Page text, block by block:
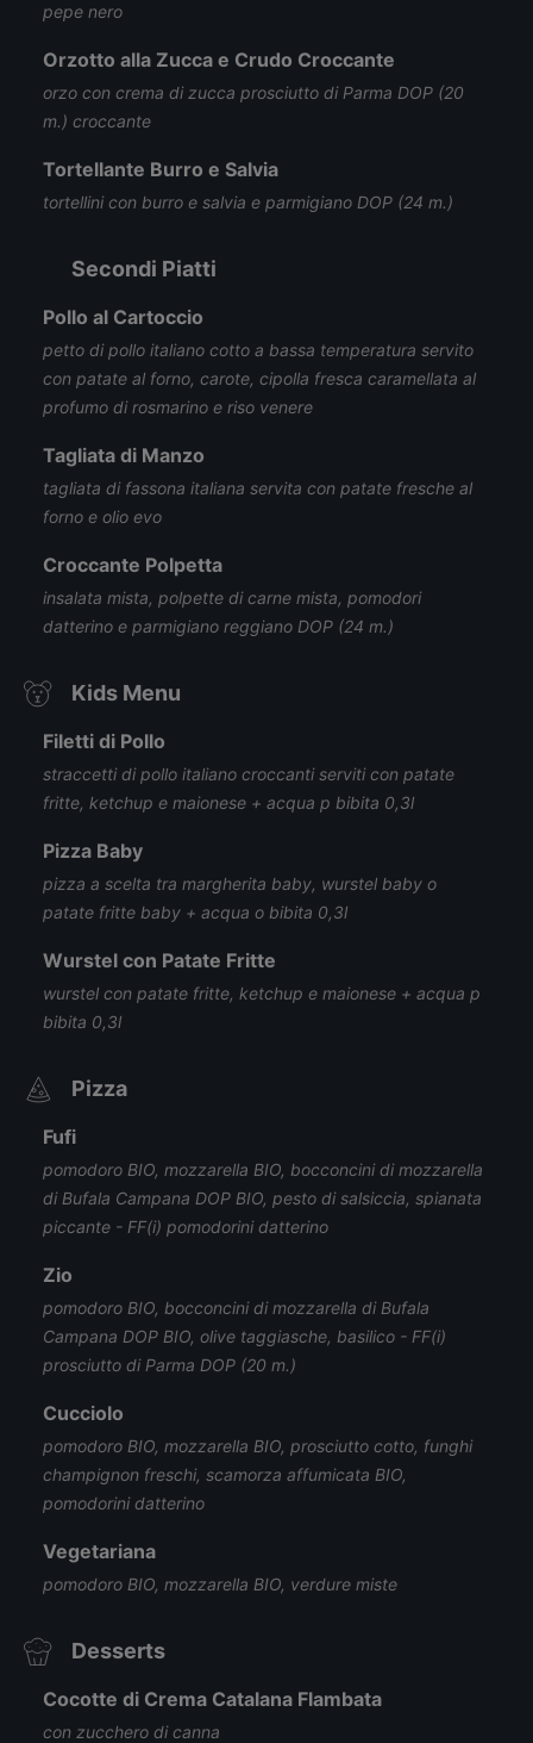
pepe nero
Orzotto alla Zucca e Crudo Croccante
orzo con crema di zucca prosciutto di Parma DOP (20
m.) croccante
Tortellante Burro e Salvia
tortellini con burro e salvia e parmigiano DOP (24 m.)
Secondi Piatti
Pollo al Cartoccio
petto di pollo italiano cotto a bassa temperatura servito
con patate al forno, carote, cipolla fresca caramellata al
profumo di rosmarino e riso venere
Tagliata di Manzo
tagliata di fassona italiana servita con patate fresche al
forno e olio evo
Croccante Polpetta
insalata mista, polpette di carne mista, pomodori
datterino e parmigiano reggiano DOP (24 m.)
Kids Menu
Filetti di Pollo
straccetti di pollo italiano croccanti serviti con patate
fritte, ketchup e maionese + acqua p bibita 0,3l
Pizza Baby
pizza a scelta tra margherita baby, wurstel baby o
patate fritte baby + acqua o bibita 0,3l
Wurstel con Patate Fritte
wurstel con patate fritte, ketchup e maionese + acqua p
bibita 0,3l
Pizza
Fufi
pomodoro BIO, mozzarella BIO, bocconcini di mozzarella
di Bufala Campana DOP BIO, pesto di salsiccia, spianata
piccante - FF(i) pomodorini datterino
Zio
pomodoro BIO, bocconcini di mozzarella di Bufala
Campana DOP BIO, olive taggiasche, basilico - FF(i)
prosciutto di Parma DOP (20 m.)
Cucciolo
pomodoro BIO, mozzarella BIO, prosciutto cotto, funghi
champignon freschi, scamorza affumicata BIO,
pomodorini datterino
Vegetariana
pomodoro BIO, mozzarella BIO, verdure miste
Desserts
Cocotte di Crema Catalana Flambata
con zucchero di canna